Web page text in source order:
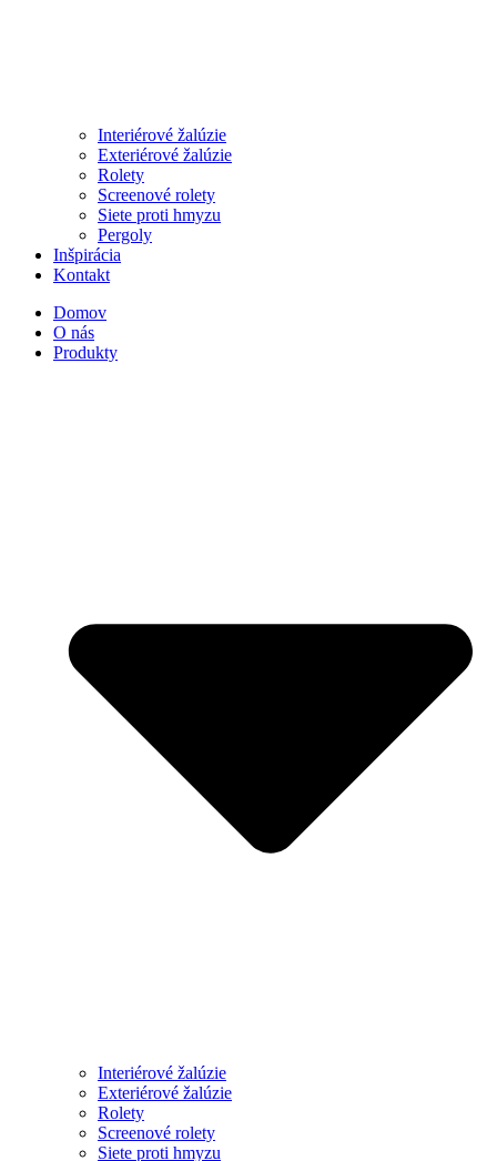
Interiérové žalúzie
Exteriérové žalúzie
Rolety
Screenové rolety
Siete proti hmyzu
Pergoly
Inšpirácia
Kontakt
Domov
O nás
Produkty
Interiérové žalúzie
Exteriérové žalúzie
Rolety
Screenové rolety
Siete proti hmyzu